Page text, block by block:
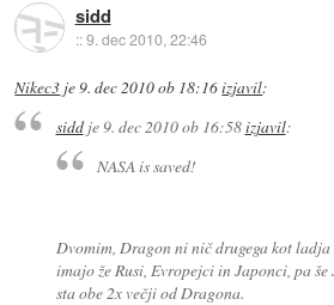
sidd
::9. dec 2010, 22:46
Nikec3 je9. dec 2010 ob 18:16izjavil:
siddje9. dec 2010 ob 16:58izjavil:
NASA is saved!
Dvomim, Dragon ni nič drugega kot ladja
imajo že Rusi, Evropejci in Japonci, pa
sta obe 2x večji od Dragona.